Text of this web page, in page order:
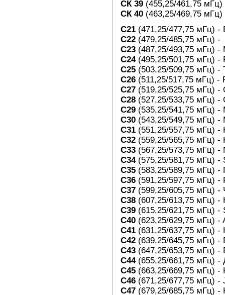
СК 39 (455,25/461,75 мГц)
СК 40 (463,25/469,75 мГц)
С21 (471,25/477,75 мГц) -
C22 (479,25/485,75 мГц) -
C23 (487,25/493,75 мГц) -
C24(495,25/501,75 мГц) -
C25 (503,25/509,75 мГц) -
C26 (511,25/517,75 мГц) -
C27 (519,25/525,75 мГц) -
C28 (527,25/533,75 мГц) -
C29 (535,25/541,75 мГц) -
C30 (543,25/549,75 мГц) -
C31 (551,25/557,75 мГц) -
C32 (559,25/565,75 мГц) -
C33 (567,25/573,75 мГц) -
C34(575,25/581,75 мГц) -
C35 (583,25/589,75 мГц) -
C36 (591,25/597,75 мГц) -
C37 (599,25/605,75 мГц) -
C38 (607,25/613,75 мГц) -
C39 (615,25/621,75 мГц) -
C40 (623,25/629,75 мГц) -
C41 (631,25/637,75 мГц) -
C42 (639,25/645,75 мГц) -
C43 (647,25/653,75 мГц) -
C44(655,25/661,75 мГц) -
C45 (663,25/669,75 мГц) -
C46 (671,25/677,75 мГц) -
C47 (679,25/685,75 мГц)